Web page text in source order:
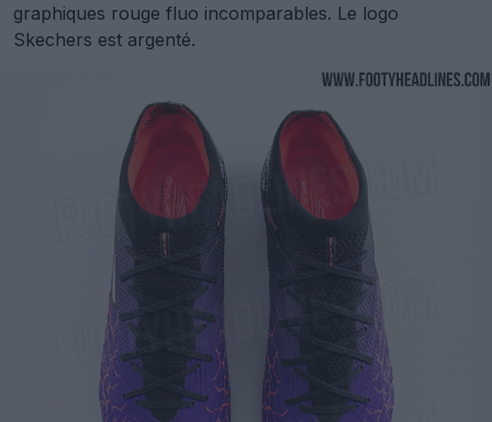
graphiques rouge fluo incomparables. Le logo
Skechers est argenté.